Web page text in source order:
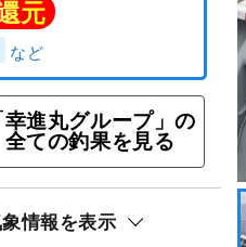
☆タイラバ＆ジギング
放題プランを希望の
へ記載してくださ
幸進丸グループ」の
全ての釣果を見る
情報を表示